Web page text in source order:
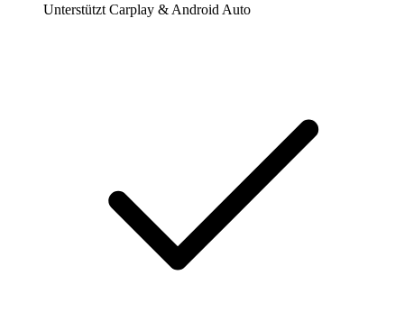
Unterstützt Carplay & Android Auto